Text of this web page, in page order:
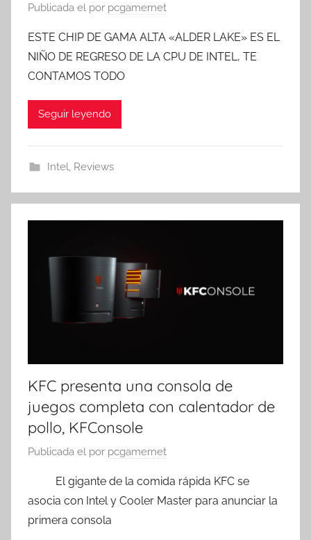
Publicada el por pcgamernet
ESTE CHIP DE GAMA ALTA «ALDER LAKE» ES EL
NIÑO DE REGRESO DE LA CPU DE INTEL, TE
CONTAMOS TODO
Seguir leyendo
Intel, Reviews
KFC presenta una consola de
juegos completa con calentador de
pollo, KFConsole
Publicada el por pcgamernet
⠀⠀⠀ El gigante de la comida rápida KFC se
asocia con Intel y Cooler Master para anunciar la
primera consola